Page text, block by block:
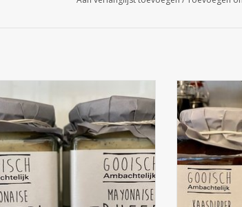
Ambachtelijk Truffel mayonaise
TOEVOEGEN AAN WINKELWAGEN
Gooisch